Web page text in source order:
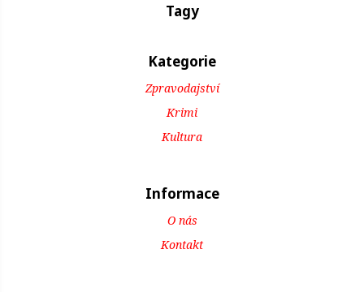
Tagy
Kategorie
Zpravodajství
Krimi
Kultura
Informace
O nás
Kontakt